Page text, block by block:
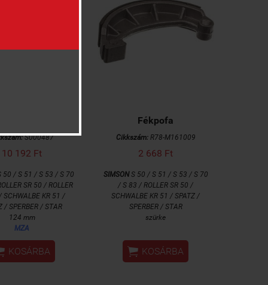
S000487
10 192 Ft
50 / S 51 / S 53 / S 70
SR 50 / ROLLER
SCHWALBE KR 51 /
/ SPERBER / STAR
124 mm
MZA
KOSÁRBA
Fékpofa
Cikkszám:R78-M161009
2 668 Ft
SIMSONS 50 / S 51 / S 53 / S 70
/ S 83 / ROLLER SR 50 /
SCHWALBE KR 51 / SPATZ /
SPERBER / STAR
szürke
 KOSÁRBA